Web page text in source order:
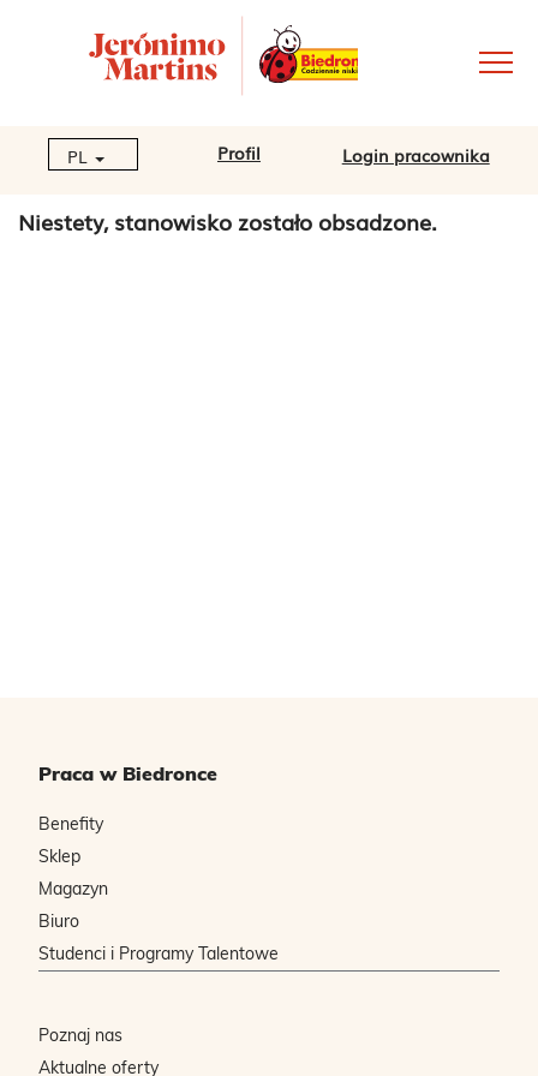
PL Profil Login pracownika
Niestety, stanowisko zostało obsadzone.
Praca w Biedronce
Benefity
Sklep
Magazyn
Biuro
Studenci i Programy Talentowe
Poznaj nas
Aktualne oferty